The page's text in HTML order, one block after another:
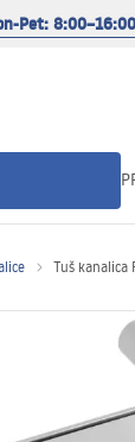
Pet: 8:00–16:00
Tuš kanalica